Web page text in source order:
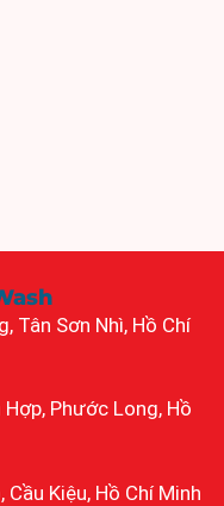
Tân Sơn Nhì, Hồ Chí
Phước Long, Hồ
Cầu Kiệu, Hồ Chí Minh